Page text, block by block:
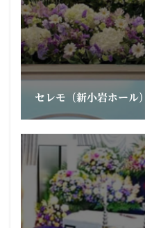
セレモ（新小岩ホール）